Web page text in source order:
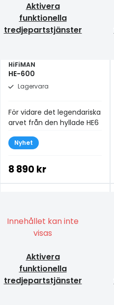
Aktivera
funktionella
tredjepartstjänster
HiFiMAN
HE-600
Lagervara
För vidare det legendariska
arvet från den hyllade HE6
Nyhet
8 890 kr
Innehållet kan inte
visas
Aktivera
funktionella
tredjepartstjänster